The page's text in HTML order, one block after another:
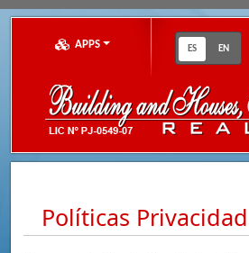
APPS ES EN
Políticas Privacidad